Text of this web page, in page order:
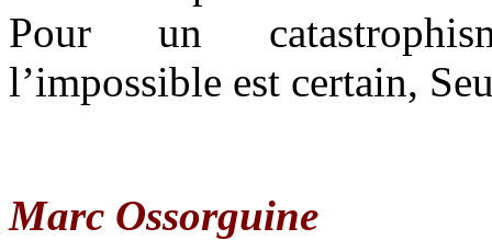
Pour un
l’impossible est certain,
Marc Ossorguine